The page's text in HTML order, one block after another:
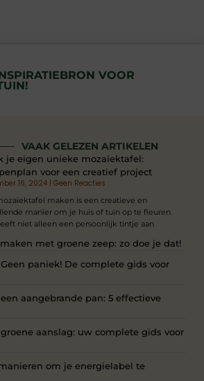
VOOR
VAAK GELEZEN ARTIKELEN
je eigen unieke mozaïektafel:
voor een creatief project
16, 2024
Geen Reacties
maken is een creatieve en
manier om je huis of tuin op te fleuren.
niet alleen een persoonlijk tintje aan
met groene zeep: zo doe je dat!
paniek! De complete gids voor
aangebrande pan: 5 effectieve
aanslag: uw complete gids voor
om je energielabel te